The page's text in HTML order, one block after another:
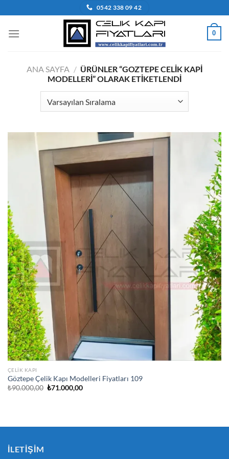
atla
0542 338 09 42
0
ANA SAYFA / ÜRÜNLER “GOZTEPE CELIK KAPI
MODELLERI” OLARAK ETIKETLENDI
ÇELIK KAPI
Göztepe Çelik Kapı Modelleri Fiyatları 109
₺90.000,00 Orijinal
₺71.000,00Şu
İLETIŞIM